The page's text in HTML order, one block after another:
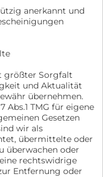
anerkannt und
größter Sorgfalt
und Aktualität
übernehmen.
Abs.1 TMG für eigene
Gesetzen
wir als
übermittelte oder
überwachen oder
rechtswidrige
Entfernung oder